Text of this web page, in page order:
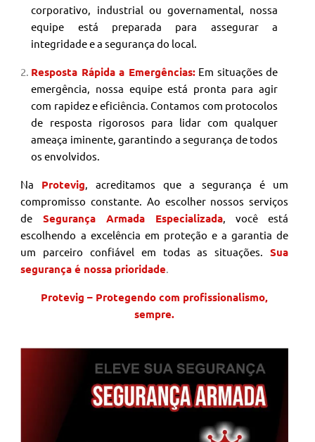
corporativo, industrial ou governamental, nossa
equipe está preparada para assegurar a
integridade e a segurança do local.
Resposta Rápida a Emergências: Em situações de
emergência, nossa equipe está pronta para agir
com rapidez e eficiência. Contamos com protocolos
de resposta rigorosos para lidar com qualquer
ameaça iminente, garantindo a segurança de todos
os envolvidos.
Na Protevig , acreditamos que a segurança é um
compromisso constante. Ao escolher nossos serviços
de
Segurança Armada Especializada, você está
escolhendo a excelência em proteção e a garantia de
um parceiro confiável em todas as situações.
Sua
segurança é nossa prioridade
Protevig – Protegendo com profissionalismo,
sempre.